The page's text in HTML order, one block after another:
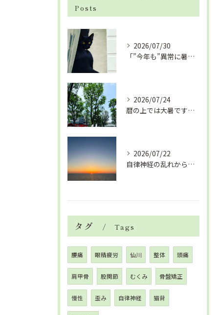
Posts
2026/07/30
「”今年も”異常に暑い夏」酷暑+冷房＝夏風邪、腰痛、ひざの痛...
2026/07/24
暦の上では大暑です！腰痛や肩こりから来る頭痛
2026/07/22
自律神経の乱れから生活習慣病、血液循環の滞り
タグ Tags
腰痛 眼精疲労 仙川 整体 頭痛
肩甲骨 股関節 むくみ 骨盤矯正
慢性 歪み 自律神経 猫背